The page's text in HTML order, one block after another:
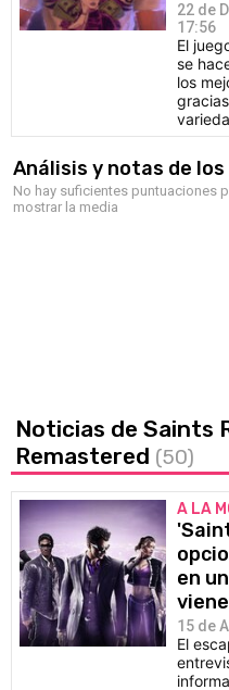
22 de
17:56
El
se
los
Análisis y notas de
No hay suficientes puntuaciones
mostrar la media
Noticias de Saints
Remastered (50)
A LA
en
viene
15 de
El